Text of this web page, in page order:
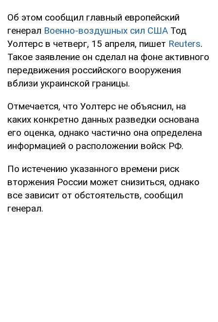
Об этом сообщил главный европейский
генерал Военно-воздушных сил США Тод
Уолтерс в четверг, 15 апреля, пишет Reuters.
Такое заявление он сделал на фоне активного
передвижения российского вооружения
вблизи украинской границы.
Отмечается, что Уолтерс не объяснил, на
каких конкретно данных разведки основана
его оценка, однако частично она определена
информацией о расположении войск РФ.
По истечению указанного времени риск
вторжения России может снизиться, однако
все зависит от обстоятельств, сообщил
генерал.